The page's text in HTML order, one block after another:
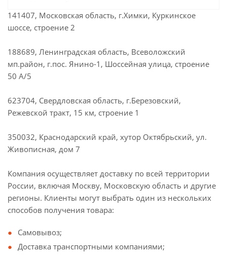
141407, Московская область, г.Химки, Куркинское
шоссе, строение 2
188689, Ленинградская область, Всеволожский
мп.район, г.пос. Янино-1, Шоссейная улица, строение
50 А/5
623704, Свердловская область, г.Березовский,
Режевской тракт, 15 км, строение 1
350032, Краснодарский край, хутор Октябрьский, ул.
Живописная, дом 7
Компания осуществляет доставку по всей территории
России, включая Москву, Московскую область и другие
регионы. Клиенты могут выбрать один из нескольких
способов получения товара:
Самовывоз;
Доставка транспортными компаниями;